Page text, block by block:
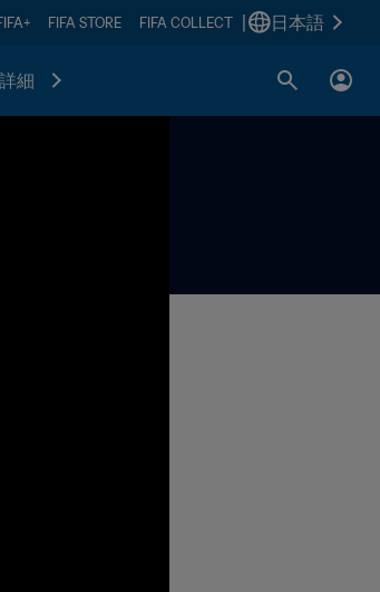
FIFA STORE FIFA COLLECT 日本語
詳細